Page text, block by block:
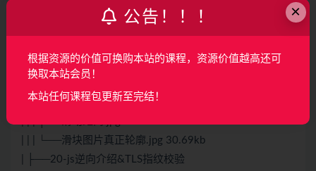
| | | ├──19-1 滑动验证处理.py 4.89kb
| | | ├──19-2 滑动轨迹识别演示.py 1.32kb
| | | ├──sli.png 9.67kb
| | | ├──滑动轨迹.jpg 63.27kb
| | | └──滑块图片真正轮廓.jpg 30.69kb
| ├──20-js逆向介绍&TLS指纹校验
×
公告！！！
根据资源的价值可换购本站的课程，资源价值越高还可
换取本站会员！
本站任何课程包更新至完结！